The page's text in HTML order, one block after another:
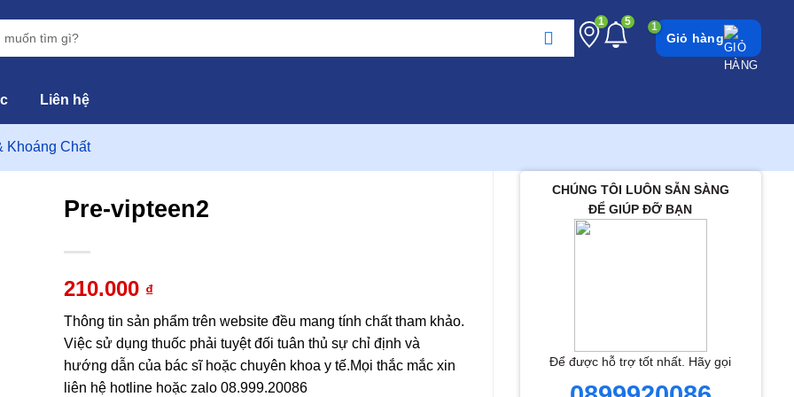
1 5
Giỏ hàng
Liên hệ
Khoáng Chất
CHÚNG TÔI LUÔN SẴN SÀNG
ĐỂ GIÚP ĐỠ BẠN
Để được hỗ trợ tốt nhất. Hãy gọi
Pre-vipteen2
210.000 ₫
Thông tin sản phẩm trên website đều mang tính chất tham khảo.
Việc sử dụng thuốc phải tuyệt đối tuân thủ sự chỉ định và
hướng dẫn của bác sĩ hoặc chuyên khoa y tế.Mọi thắc mắc xin
liên hệ hotline hoặc zalo 08.999.20086